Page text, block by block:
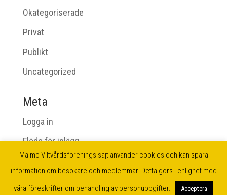
Okategoriserade
Privat
Publikt
Uncategorized
Meta
Logga in
Flöde för inlägg
Flöde för kommentarer
Malmö Viltvårdsförenings sajt använder cookies och kan spara
information om besökare och medlemmar. Detta görs i enlighet med
våra föreskrifter om behandling av personuppgifter.
Acceptera